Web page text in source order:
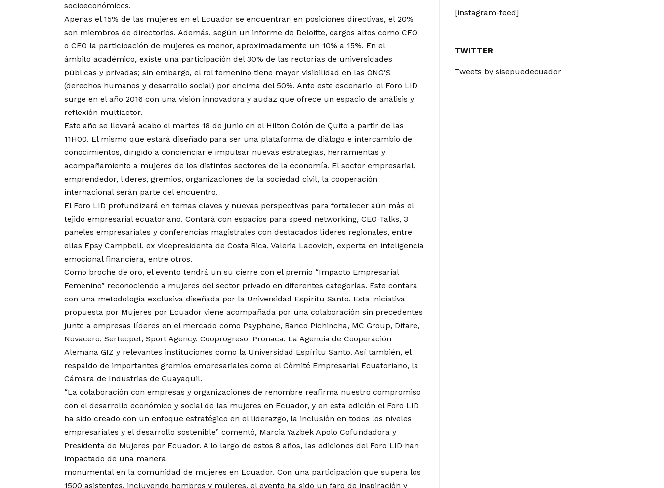
socioeconómicos.
Apenas el 15% de las mujeres en el Ecuador se encuentran en posiciones directivas, el 20%
son miembros de directorios. Además, según un informe de Deloitte, cargos altos como CFO
o CEO la participación de mujeres es menor, aproximadamente un 10% a 15%. En el
ámbito académico, existe una participación del 30% de las rectorías de universidades
públicas y privadas; sin embargo, el rol femenino tiene mayor visibilidad en las ONG’S
(derechos humanos y desarrollo social) por encima del 50%. Ante este escenario, el Foro LID
surge en el año 2016 con una visión innovadora y audaz que ofrece un espacio de análisis y
reflexión multiactor.
Este año se llevará acabo el martes 18 de junio en el Hilton Colón de Quito a partir de las
11H00. El mismo que estará diseñado para ser una plataforma de diálogo e intercambio de
conocimientos, dirigido a concienciar e impulsar nuevas estrategias, herramientas y
acompañamiento a mujeres de los distintos sectores de la economía. El sector empresarial,
emprendedor, lideres, gremios, organizaciones de la sociedad civil, la cooperación
internacional serán parte del encuentro.
El Foro LID profundizará en temas claves y nuevas perspectivas para fortalecer aún más el
tejido empresarial ecuatoriano. Contará con espacios para speed networking, CEO Talks, 3
paneles empresariales y conferencias magistrales con destacados líderes regionales, entre
ellas Epsy Campbell, ex vicepresidenta de Costa Rica, Valeria Lacovich, experta en inteligencia
emocional financiera, entre otros.
Como broche de oro, el evento tendrá un su cierre con el premio “Impacto Empresarial
Femenino” reconociendo a mujeres del sector privado en diferentes categorías. Este contara
con una metodología exclusiva diseñada por la Universidad Espíritu Santo. Esta iniciativa
propuesta por Mujeres por Ecuador viene acompañada por una colaboración sin precedentes
junto a empresas líderes en el mercado como Payphone, Banco Pichincha, MC Group, Difare,
Novacero, Sertecpet, Sport Agency, Cooprogreso, Pronaca, La Agencia de Cooperación
Alemana GIZ y relevantes instituciones como la Universidad Espíritu Santo. Así también, el
respaldo de importantes gremios empresariales como el Cómité Empresarial Ecuatoriano, la
Cámara de Industrias de Guayaquil.
“La colaboración con empresas y organizaciones de renombre reafirma nuestro compromiso
con el desarrollo económico y social de las mujeres en Ecuador, y en esta edición el Foro LID
ha sido creado con un enfoque estratégico en el liderazgo, la inclusión en todos los niveles
empresariales y el desarrollo sostenible” comentó, Marcia Yazbek Apolo Cofundadora y
Presidenta de Mujeres por Ecuador. A lo largo de estos 8 años, las ediciones del Foro LID han
impactado de una manera
monumental en la comunidad de mujeres en Ecuador. Con una participación que supera los
1500 asistentes, incluyendo hombres y mujeres, el evento ha sido un faro de inspiración y
[instagram-feed]
TWITTER
Tweets by sisepuedecuador